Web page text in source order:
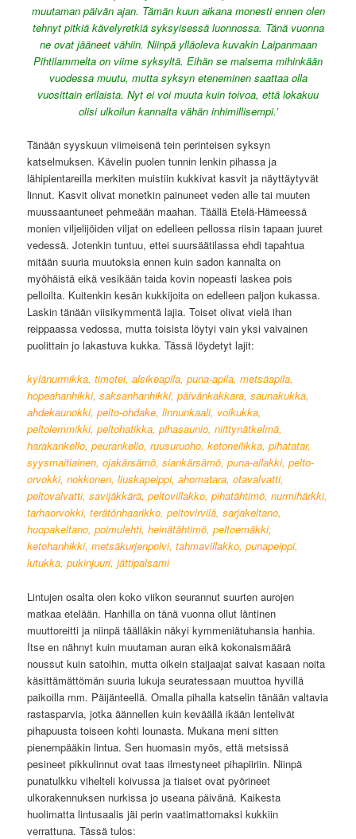
muutaman päivän ajan. Tämän kuun aikana monesti ennen olen
tehnyt pitkiä kävelyretkiä syksyisessä luonnossa. Tänä vuonna
ne ovat jääneet vähiin. Niinpä ylläoleva kuvakin Laipanmaan
Pihtilammelta on viime syksyltä. Eihän se maisema mihinkään
vuodessa muutu, mutta syksyn eteneminen saattaa olla
vuosittain erilaista. Nyt ei voi muuta kuin toivoa, että lokakuu
olisi ulkoilun kannalta vähän inhimillisempi.’
Tänään syyskuun viimeisenä tein perinteisen syksyn
katselmuksen. Kävelin puolen tunnin lenkin pihassa ja
lähipientareilla merkiten muistiin kukkivat kasvit ja näyttäytyvät
linnut. Kasvit olivat monetkin painuneet veden alle tai muuten
muussaantuneet pehmeään maahan. Täällä Etelä-Hämeessä
monien viljelijöiden viljat on edelleen pellossa riisin tapaan juuret
vedessä. Jotenkin tuntuu, ettei suursäätilassa ehdi tapahtua
mitään suuria muutoksia ennen kuin sadon kannalta on
myöhäistä eikä vesikään taida kovin nopeasti laskea pois
pelloilta. Kuitenkin kesän kukkijoita on edelleen paljon kukassa.
Laskin tänään viisikymmentä lajia. Toiset olivat vielä ihan
reippaassa vedossa, mutta toisista löytyi vain yksi vaivainen
puolittain jo lakastuva kukka. Tässä löydetyt lajit:
kylänurmikka, timotei, alsikeapila, puna-apila, metsäapila,
hopeahanhikki, saksanhanhikki, päivänkakkara, saunakukka,
ahdekaunokki, pelto-ohdake, linnunkaali, voikukka,
peltolemmikki, peltohatikka, pihasaunio, niittynätkelmä,
harakankello, peurankello, ruusuruoho, ketoneilikka, pihatatar,
syysmaitiainen, ojakärsämö, siankärsämö, puna-ailakki, pelto-
orvokki, nokkonen, liuskapeippi, ahomatara, otavalvatti,
peltovalvatti, savijäkkärä, peltovillakko, pihatähtimö, nurmihärkki,
tarhaorvokki, terätönhaarikko, peltovirvilä, sarjakeltano,
huopakeltano, poimulehti, heinätähtimö, peltoemäkki,
ketohanhikki, metsäkurjenpolvi, tahmavillakko, punapeippi,
lutukka, pukinjuuri, jättipalsami
Lintujen osalta olen koko viikon seurannut suurten aurojen
matkaa etelään. Hanhilla on tänä vuonna ollut läntinen
muuttoreitti ja niinpä täälläkin näkyi kymmeniätuhansia hanhia.
Itse en nähnyt kuin muutaman auran eikä kokonaismäärä
noussut kuin satoihin, mutta oikein staijaajat saivat kasaan noita
käsittämättömän suuria lukuja seuratessaan muuttoa hyvillä
paikoilla mm. Päijänteellä. Omalla pihalla katselin tänään valtavia
rastasparvia, jotka äännellen kuin keväällä ikään lentelivät
pihapuusta toiseen kohti lounasta. Mukana meni sitten
pienempääkin lintua. Sen huomasin myös, että metsissä
pesineet pikkulinnut ovat taas ilmestyneet pihapiiriin. Niinpä
punatulkku vihelteli koivussa ja tiaiset ovat pyörineet
ulkorakennuksen nurkissa jo useana päivänä. Kaikesta
huolimatta lintusaalis jäi perin vaatimattomaksi kukkiin
verrattuna. Tässä tulos: